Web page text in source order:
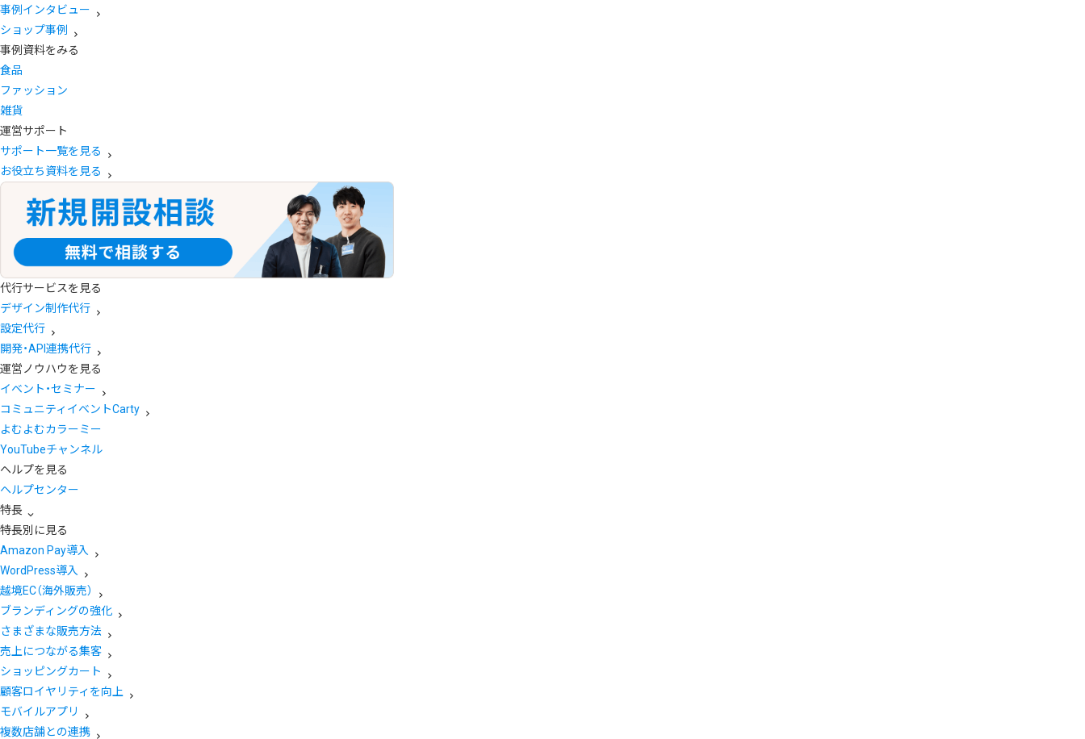
事例インタビュー
ショップ事例
事例資料をみる
食品
ファッション
雑貨
運営サポート
サポート一覧を見る
お役立ち資料を見る
代行サービスを見る
デザイン制作代行
設定代行
開発・API連携代行
運営ノウハウを見る
イベント・セミナー
コミュニティイベントCarty
よむよむカラーミー
YouTubeチャンネル
ヘルプを見る
ヘルプセンター
特長
特長別に見る
Amazon Pay導入
WordPress導入
越境EC（海外販売）
ブランディングの強化
さまざまな販売方法
売上につながる集客
ショッピングカート
顧客ロイヤリティを向上
モバイルアプリ
複数店舗との連携